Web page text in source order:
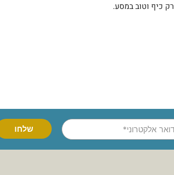
כיף וטוב במסע.